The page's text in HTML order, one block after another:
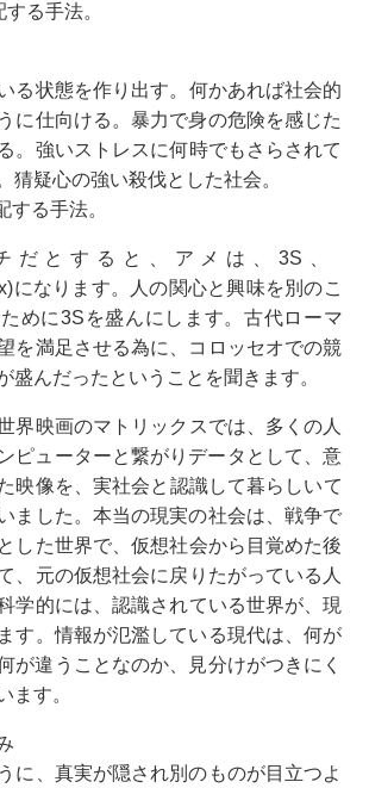
る手法。
る状態を作り出す。何かあれば社会的
に仕向ける。暴力で身の危険を感じた
。強いストレスに何時でもさらされて
猜疑心の強い殺伐とした社会。
する手法。
だとすると、アメは、3S、
になります。人の関心と興味を別のこ
めに3Sを盛んにします。古代ローマ
を満足させる為に、コロッセオでの競
盛んだったということを聞きます。
界映画のマトリックスでは、多くの人
ピューターと繋がりデータとして、意
映像を、実社会と認識して暮らしいて
ました。本当の現実の社会は、戦争で
した世界で、仮想社会から目覚めた後
、元の仮想社会に戻りたがっている人
学的には、認識されている世界が、現
す。情報が氾濫している現代は、何が
が違うことなのか、見分けがつきにく
ます。
に、真実が隠され別のものが目立つよ